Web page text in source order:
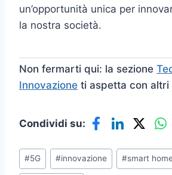
un’opportunità unica per
la nostra società.
Non fermarti qui: la sezione
Innovazione ti aspetta con altri
Condividi su:
Tag
articolo:
#5G #innovazione #smart